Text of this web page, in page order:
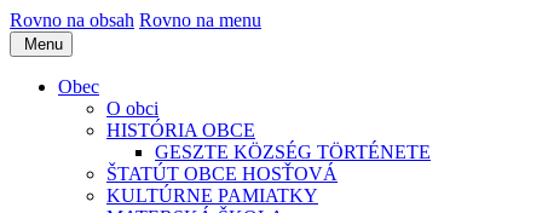
Rovno na obsah Rovno na menu
Menu
Obec
O obci
HISTÓRIA OBCE
GESZTE KÖZSÉG TÖRTÉNETE
ŠTATÚT OBCE HOSŤOVÁ
KULTÚRNE PAMIATKY